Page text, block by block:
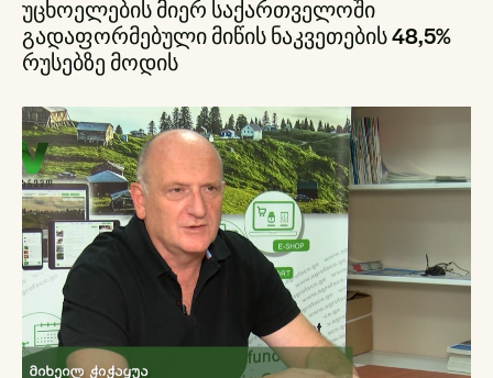
უცხოელების მიერ საქართველოში
გადაფორმებული მიწის ნაკვეთების 48,5%
რუსებზე მოდის